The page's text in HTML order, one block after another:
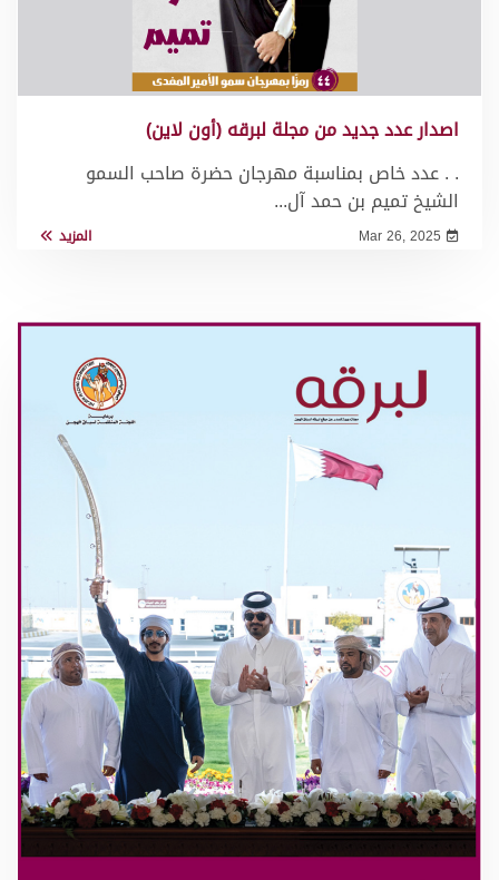
اصدار عدد جديد من مجلة لبرقه (أون لاين)
. . عدد خاص بمناسبة مهرجان حضرة صاحب السمو
الشيخ تميم بن حمد آل...
Mar 26, 2025 المزيد